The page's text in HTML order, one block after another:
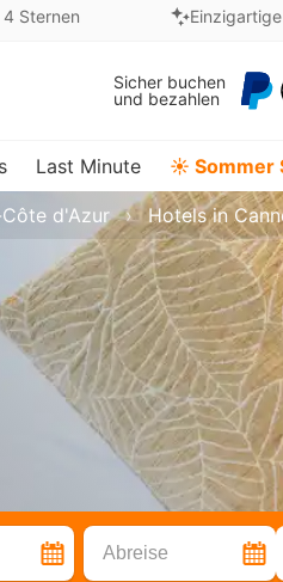
Sternen
Sicher buchen
und bezahlen
Last Minute ☀️ Sommer
d'Azur Hotels in
Abreise